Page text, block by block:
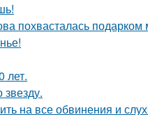
похвасталась подарком
лет.
на все обвинения и